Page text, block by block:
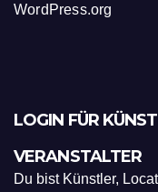
WordPress.org
LOGIN FÜR
VERANSTALTER
Du bist Künstler,